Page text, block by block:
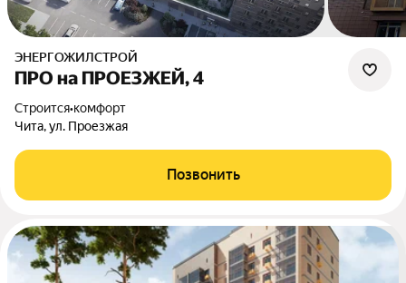
ЭНЕРГОЖИЛСТРОЙ
ПРО на ПРОЕЗЖЕЙ, 4
Строится•комфорт
Чита, ул. Проезжая
Позвонить